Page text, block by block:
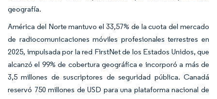
geografía.
América del Norte mantuvo el 33,57% de la cuota del mercado
de radiocomunicaciones móviles profesionales terrestres en
2025, impulsada por la red FirstNet de los Estados Unidos, que
alcanzó el 99% de cobertura geográfica e incorporó a más de
3,5 millones de suscriptores de seguridad pública. Canadá
reservó 750 millones de USD para una plataforma nacional de